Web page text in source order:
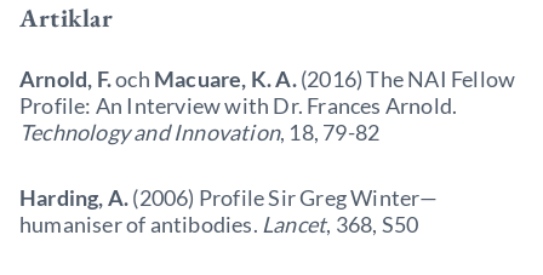
Artiklar
Arnold, F.och Macuare, K. A.(2016) The NAI Fellow
Profile: An Interview with Dr. Frances Arnold.
Technology and Innovation, 18, 79-82
Harding, A.(2006) Profile Sir Greg Winter—
humaniser of antibodies. Lancet, 368, S50